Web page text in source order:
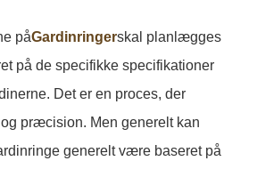
påGardinringerskal planlægges
på de specifikke specifikationer
Det er en proces, der
præcision. Men generelt kan
generelt være baseret på